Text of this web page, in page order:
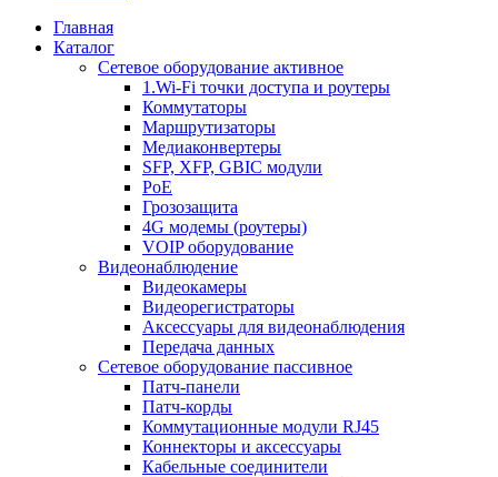
Главная
Каталог
Сетевое оборудование активное
1.Wi-Fi точки доступа и роутеры
Коммутаторы
Маршрутизаторы
Медиаконвертеры
SFP, XFP, GBIC модули
PoE
Грозозащита
4G модемы (роутеры)
VOIP оборудование
Видеонаблюдение
Видеокамеры
Видеорегистраторы
Аксессуары для видеонаблюдения
Передача данных
Сетевое оборудование пассивное
Патч-панели
Патч-корды
Коммутационные модули RJ45
Коннекторы и аксессуары
Кабельные соединители